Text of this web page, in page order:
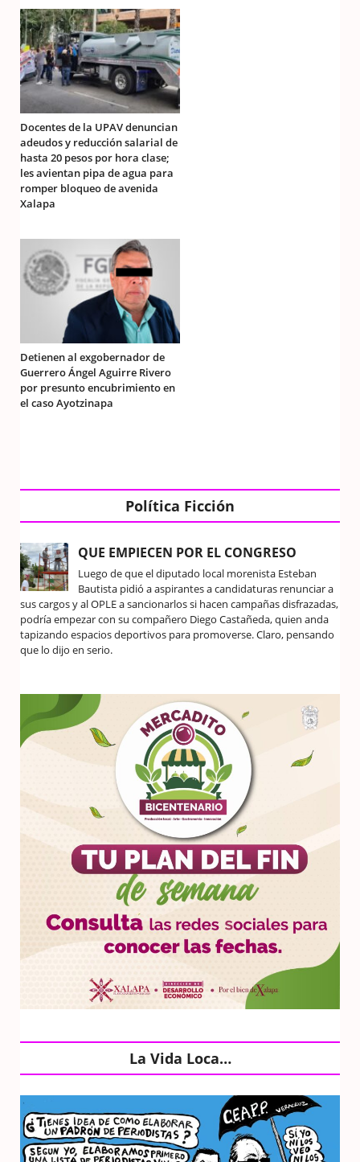
Docentes de la UPAV denuncian
adeudos y reducción salarial de
hasta 20 pesos por hora clase;
les avientan pipa de agua para
romper bloqueo de avenida
Xalapa
Detienen al exgobernador de
Guerrero Ángel Aguirre Rivero
por presunto encubrimiento en
el caso Ayotzinapa
Política Ficción
QUE EMPIECEN POR EL CONGRESO
Luego de que el diputado local morenista Esteban
Bautista pidió a aspirantes a candidaturas renunciar a
sus cargos y al OPLE a sancionarlos si hacen campañas disfrazadas,
podría empezar con su compañero Diego Castañeda, quien anda
tapizando espacios deportivos para promoverse. Claro, pensando
que lo dijo en serio.
La Vida Loca…